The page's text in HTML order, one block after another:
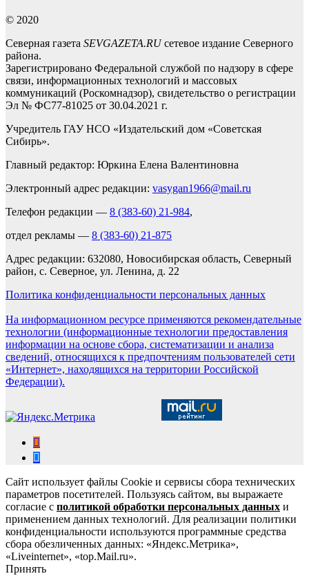
© 2020
Северная газета SEVGAZETA.RUсетевое издание Северного
района.
Зарегистрировано Федеральной службой по надзору в сфере
связи, информационных технологий и массовых
коммуникаций (Роскомнадзор), свидетельство о регистрации
Эл № ФС77-81025 от 30.04.2021 г.
Учредитель ГАУ НСО «Издательский дом «Советская
Сибирь».
Главный редактор: Юркина Елена Валентиновна
Электронный адрес редакции: vasygan1966@mail.ru
Телефон редакции — 8 (383-60) 21-984,
отдел рекламы — 8 (383-60) 21-875
Адрес редакции: 632080, Новосибирская область, Северный
район, с. Северное, ул. Ленина, д. 22
Политика конфиденциальности персональных данных
На информационном ресурсе применяются рекомендательные
технологии (информационные технологии предоставления
информации на основе сбора, систематизации и анализа
сведений, относящихся к предпочтениям пользователей сети
«Интернет», находящихся на территории Российской
Федерации).
Сайт использует файлы Cookie и сервисы сбора технических
параметров посетителей. Пользуясь сайтом, вы выражаете
согласие с политикой обработки персональных данных и
применением данных технологий. Для реализации политики
конфиденциальности используются программные средства
сбора обезличенных данных: «Яндекс.Метрика»,
«Liveinternet», «top.Mail.ru».
Принять